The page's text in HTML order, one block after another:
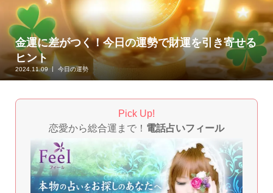
金運に差がつく！今日の運勢で財運を引き寄せる
ヒント
2024.11.09 今日の運勢
Pick Up!
恋愛から総合運まで！ 電話占いフィール